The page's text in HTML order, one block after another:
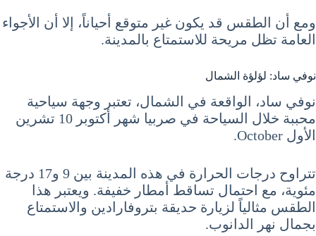
ومع أن الطقس قد يكون غير متوقع أحياناً، إلا أن الأجواء
العامة تظل مريحة للاستمتاع بالمدينة.
نوفي ساد: لؤلؤة الشمال
نوفي ساد، الواقعة في الشمال، تعتبر وجهة سياحية
محببة خلال السياحة في صربيا شهر أكتوبر 10 تشرين
الأول October.
تتراوح درجات الحرارة في هذه المدينة بين 9 و17 درجة
مئوية، مع احتمال تساقط أمطار خفيفة. ويعتبر هذا
الطقس مثالياً لزيارة حديقة بتروفارادين والاستمتاع
بجمال نهر الدانوب.